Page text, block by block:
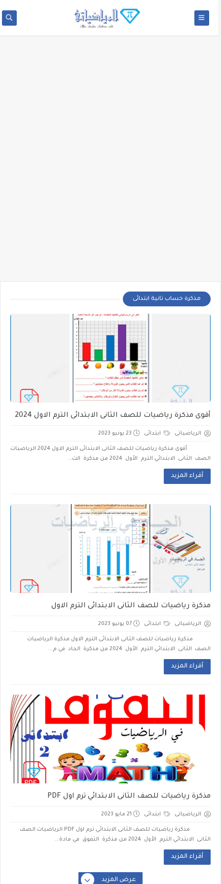
مذكرة حساب تانية ابتدائى
أقوى مذكرة رياضيات للصف الثانى الابتدائى الترم الاول 2024
الرياضياتى ابتدائى 23 يونيو 2023
أقوى مذكرة رياضيات للصف الثانى الابتدائى الترم الاول 2024 الرياضيات
الصف الثانى الابتدائي الترم الأول 2024 من مذكرة الت...
أقراء المزيد
مذكرة رياضيات للصف الثانى الابتدائى الترم الاول
الرياضياتى ابتدائى 07 يونيو 2023
مذكرة رياضيات للصف الثانى الابتدائى الترم الاول مذكرة الرياضيات
الصف الثانى الابتدائي الترم الأول 2024 من مذكرة الجاد في م...
أقراء المزيد
مذكرة رياضيات للصف الثانى الابتدائي ترم اول PDF
الرياضياتى ابتدائى 21 مايو 2023
مذكرة رياضيات للصف الثانى الابتدائي ترم اول PDF الرياضيات الصف
الثانى الابتدائي الترم الأول 2024 من مذكرة التفوق في مادة...
أقراء المزيد
عرض المزيد